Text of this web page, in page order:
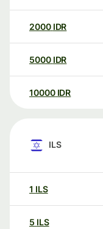
2000 IDR
5000 IDR
10000 IDR
ILS
1 ILS
5 ILS